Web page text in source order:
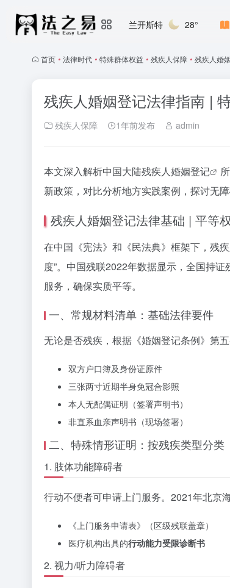
兰开斯特 28°
首页 • 法律时代 • 特殊群体权益 • 残疾人保障 • 残疾人婚
残疾人婚姻登记法律指南 |
残疾人保障 1年前发布 admin
本文深入解析中国大陆残疾人婚姻登记
新政策，对比分析地方实践案例，探讨无
残疾人婚姻登记法律基础 | 平等
在中国《宪法》和《民法典》框架下，残
度”。中国残联2022年数据显示，全国持
服务，确保实质平等。
一、常规材料清单：基础法律要件
无论是否残疾，根据《婚姻登记条例》第
双方户口簿及身份证原件
三张两寸近期半身免冠合影照
本人无配偶证明（签署声明书）
非直系血亲声明书（现场签署）
二、特殊情形证明：按残疾类型分类
1. 肢体功能障碍者
行动不便者可申请上门服务。2021年北京
《上门服务申请表》（区级残联盖章）
医疗机构出具的行动能力受限诊断书
2. 视力/听力障碍者